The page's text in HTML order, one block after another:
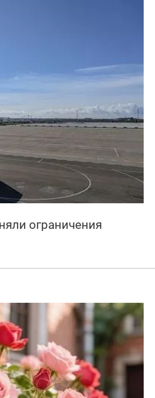
ограничения